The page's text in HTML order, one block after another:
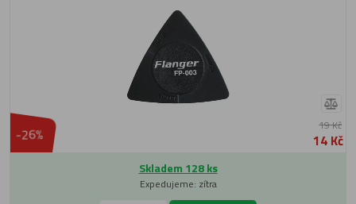
-26% 19 Kč
14 Kč
Skladem 128 ks
Expedujeme: zítra